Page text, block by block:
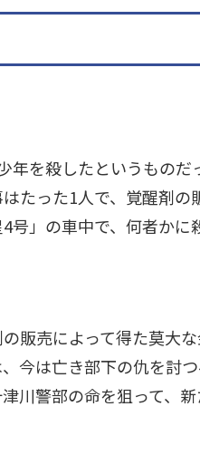
年を殺したというもの
たった1人で、覚醒剤の
」の車中で、何者かに
販売によって得た莫大
今は亡き部下の仇を討
川警部の命を狙って、新